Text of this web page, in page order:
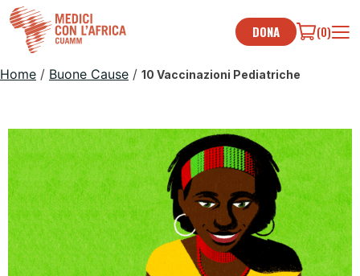
Skip
to
content
DONA (0)
Home / Buone Cause / 10 Vaccinazioni Pediatriche